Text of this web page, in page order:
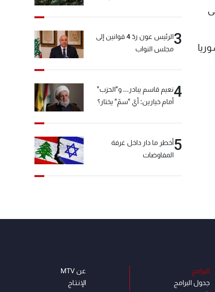
3
الرئيس عون ردّ 4 قوانين إلى
مجلس النواب
4نعيم قاسم يبادر... و"الحزب"
أمام خيارين: أيّ "سمّ" يختار؟
5أخطر ما دار داخل غرفة
المفاوضات
البرامج
جدول البرامج
عن MTV
الإنـتـاج